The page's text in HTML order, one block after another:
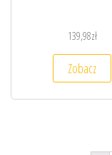
139,98zł
Zobacz